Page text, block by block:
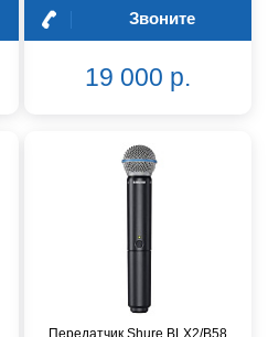
Звоните
19 000 р.
Передатчик Shure BLX2/B58